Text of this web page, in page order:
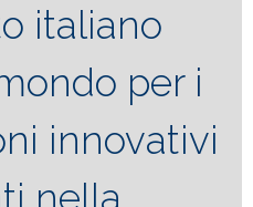
italiano
per i
innovativi
nella